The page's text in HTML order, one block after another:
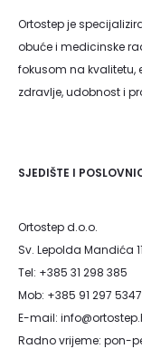
Ortostep je
obuće i medicinske
fokusom na kvalitetu,
zdravlje, udobnost i
SJEDIŠTE I
Ortostep d.o.o.
Sv. Lepolda Mandića
Tel: +385 31 298 385
Mob: +385 91 297 5347
E-mail:
Radno vrijeme: pon-